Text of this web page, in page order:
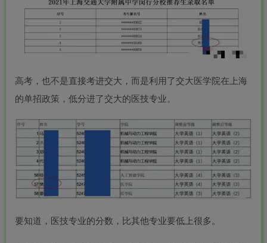
高考，也不是直接考进交大，而是利用了交大医学院在上海
的单招政策，低分进了交大的医技专业。
要知道，医技专业的分数，比其他专业要低上很多。